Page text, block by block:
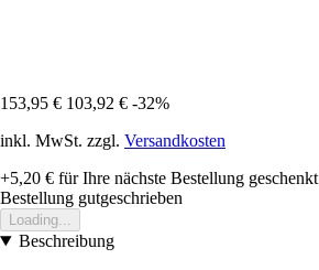
153,95 € 103,92 € -32%
inkl. MwSt. zzgl. Versandkosten
+5,20 € für Ihre nächste Bestellung geschenkt
Bestellung gutgeschrieben
Loading...
Beschreibung